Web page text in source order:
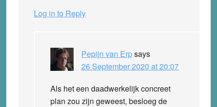
Log in to Reply
Pepijn van Erpsays
26 September 2020 at 20:07
Als het een daadwerkelijk concreet
plan zou zijn geweest, besloeg de